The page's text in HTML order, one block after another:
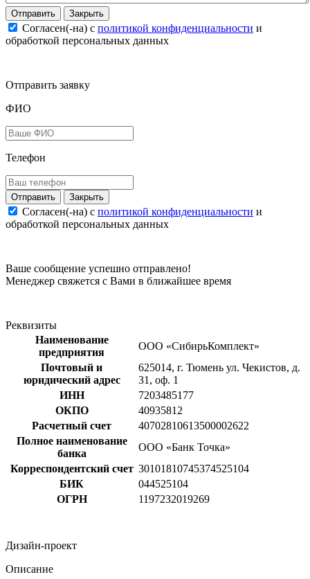
Закрыть
Согласен(-на) c политикой конфиденциальности и
обработкой персональных данных
Отправить заявку
ФИО
Телефон
Закрыть
Согласен(-на) c политикой конфиденциальности и
обработкой персональных данных
Ваше сообщение успешно отправлено!
Менеджер свяжется с Вами в ближайшее время
Реквизиты
Наименование
предприятия
ООО «СибирьКомплект»
Почтовый и
юридический адрес
625014, г. Тюмень ул. Чекистов, д.
31, оф. 1
ИНН
7203485177
ОКПО
40935812
Расчетный счет
40702810613500002622
Полное наименование
банка
ООО «Банк Точка»
Корреспондентский счет 30101810745374525104
БИК
044525104
ОГРН
1197232019269
Дизайн-проект
Описание